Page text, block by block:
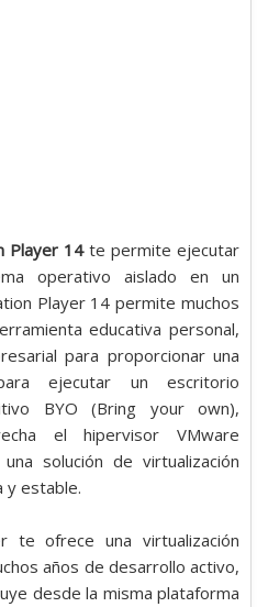
Player 14te permite ejecutar
operativo aislado en un
Player 14 permite muchos
educativa personal,
para proporcionar una
ejecutar un escritorio
BYO (Bring your own),
el hipervisor VMware
solución de virtualización
y estable.
te ofrece una virtualización
años de desarrollo activo,
desde la misma plataforma